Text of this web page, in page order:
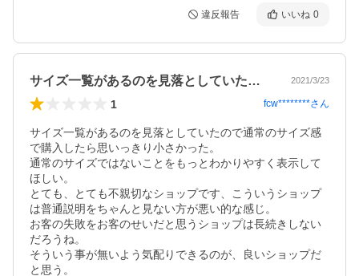
違反報告 いいね 0
サイズ一覧があるのを見落としていたので… 2021/3/23
1 fcw********さん
サイズ一覧があるのを見落としていたので通常のサイズ感
で購入したら思いっきり小さかった。
通常のサイズではないことをもっとわかりやすく表示して
ほしい。
とても、とても不親切なショップです、こういうショップ
は普通説明をちゃんと見ない方が悪い的な感じ。
お客の失敗をお客のせいだと思うショップは長続きしない
だろうね。
そういう事が無いよう気配りできるのが、良いショップだ
と思う。